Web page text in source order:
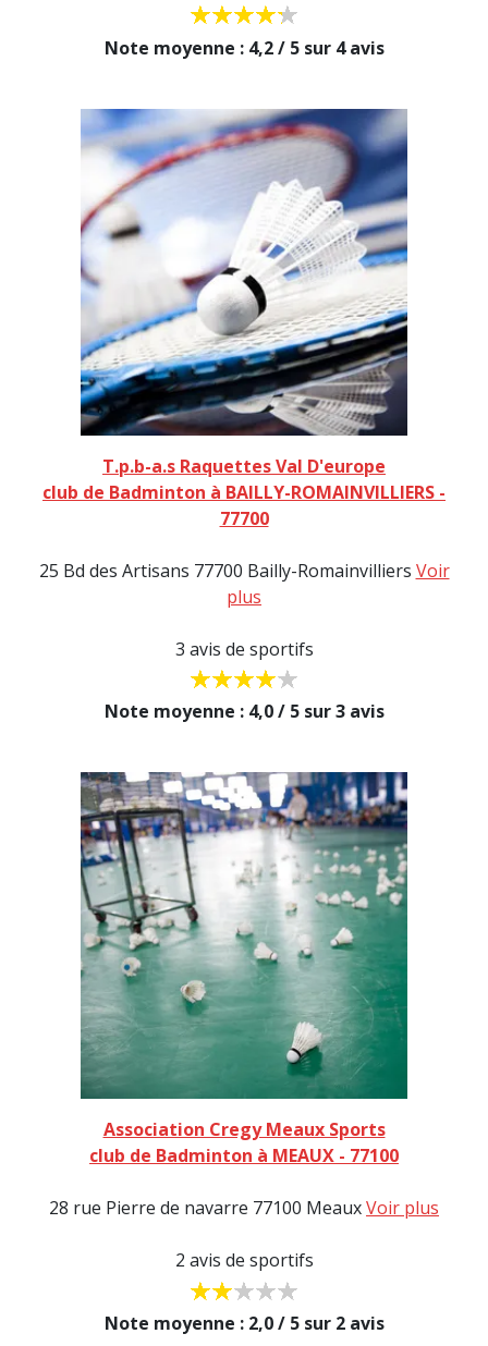
Note moyenne : 4,2 / 5 sur 4 avis
T.p.b-a.s Raquettes Val D'europe
club de Badminton à BAILLY-ROMAINVILLIERS -
77700
25 Bd des Artisans 77700 Bailly-Romainvilliers Voir
plus
3 avis de sportifs
Note moyenne : 4,0 / 5 sur 3 avis
Association Cregy Meaux Sports
club de Badminton à MEAUX - 77100
28 rue Pierre de navarre 77100 MeauxVoir plus
2 avis de sportifs
Note moyenne : 2,0 / 5 sur 2 avis